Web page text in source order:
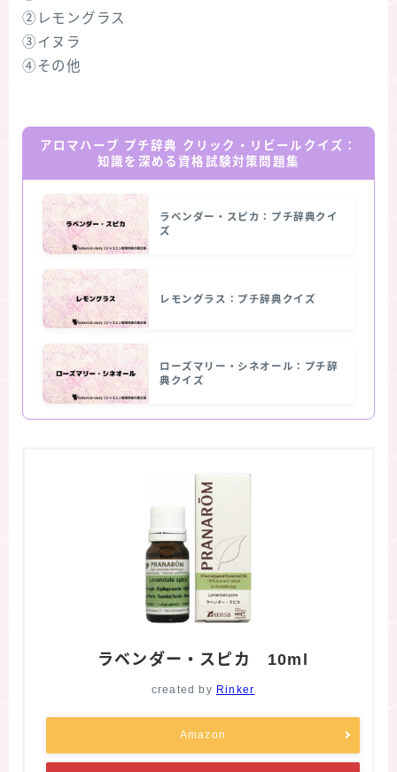
②レモングラス
③イヌラ
④その他
アロマハーブ プチ辞典 クリック・リビールクイズ：
知識を深める資格試験対策問題集
ラベンダー・スピカ：プチ辞典クイ
ズ
レモングラス：プチ辞典クイズ
ローズマリー・シネオール：プチ辞
典クイズ
ラベンダー・スピカ 10ml
created by Rinker
Amazon